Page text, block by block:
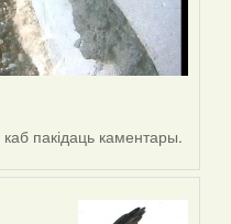
каб пакідаць каментары.